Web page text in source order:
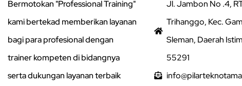
Bermotokan "Professional Training"
kami bertekad memberikan layanan
bagi para profesional dengan
trainer kompeten di bidangnya
serta dukungan layanan terbaik
Jl. Jambon No .4,
Trihanggo, Kec.
Sleman, Daerah
55291